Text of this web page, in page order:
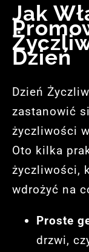
Jak
Dzień
Dzień
zastanowić
życzliwości
Oto kilka
życzliwości,
wdrożyć na
Proste
drzwi,